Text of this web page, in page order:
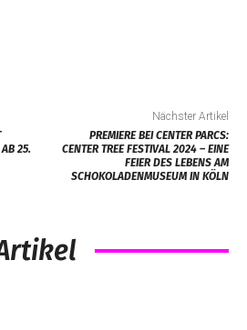
25.
Nächster Artikel
PREMIERE BEI CENTER PARCS:
CENTER TREE FESTIVAL 2024 – EINE
FEIER DES LEBENS AM
SCHOKOLADENMUSEUM IN KÖLN